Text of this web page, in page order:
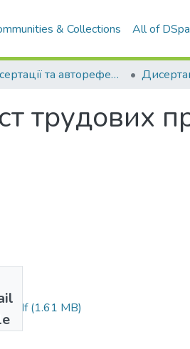
& Collections All of
Дисертації та автореферати дисертацій
трудових
(1.61 MB)